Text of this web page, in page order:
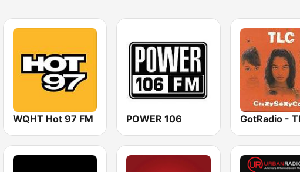
WQHT Hot 97 FM POWER 106